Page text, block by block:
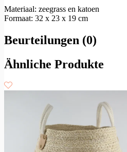
Materiaal: zeegrass en katoen
Formaat: 32 x 23 x 19 cm
Beurteilungen (0)
Ähnliche Produkte